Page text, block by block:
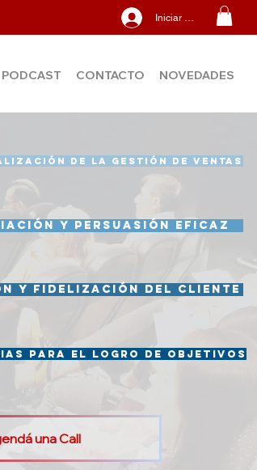
Iniciar sesión
PODCAST CONTACTO NOVEDADES
DE LA GESTIÓN DE VENTAS
Y PERSUASIÓN EFICAZ
Y FIDELIZACIÓN DEL CLIENTE
PARA EL LOGRO DE OBJETIVOS
una Call